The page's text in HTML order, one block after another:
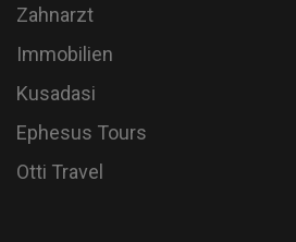
Zahnarzt
Immobilien
Kusadasi
Ephesus Tours
Otti Travel